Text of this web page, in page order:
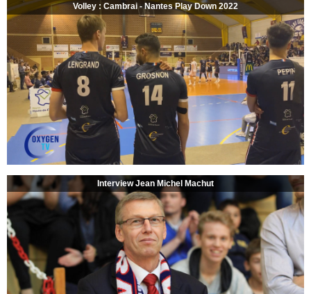
Volley : Cambrai - Nantes Play Down 2022
Interview Jean Michel Machut